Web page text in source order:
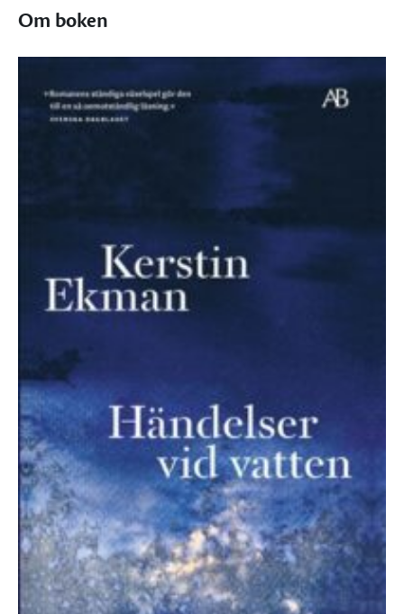
Om boken